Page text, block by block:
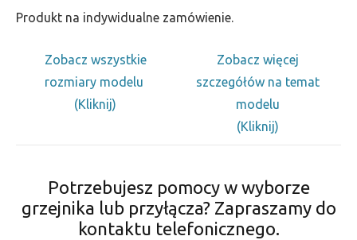
Produkt na indywidualne zamówienie.
Zobacz wszystkie
rozmiary modelu
(Kliknij)
Zobacz więcej
szczegółów na temat
modelu
(Kliknij)
Potrzebujesz pomocy w wyborze
grzejnika lub przyłącza? Zapraszamy do
kontaktu telefonicznego.